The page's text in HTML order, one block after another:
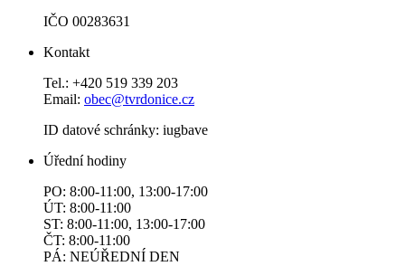
IČO 00283631
Kontakt
Tel.: +420 519 339 203
Email: obec@tvrdonice.cz
ID datové schránky: iugbave
Úřední hodiny
PO: 8:00-11:00, 13:00-17:00
ÚT: 8:00-11:00
ST: 8:00-11:00, 13:00-17:00
ČT: 8:00-11:00
PÁ: NEÚŘEDNÍ DEN